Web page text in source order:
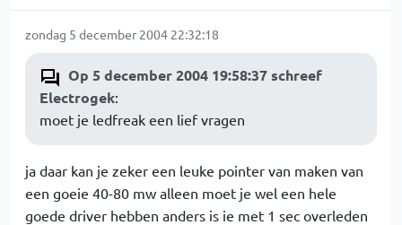
zondag 5 december 2004 22:32:18
Op 5 december 2004 19:58:37 schreef
Electrogek:
moet je ledfreak een lief vragen
ja daar kan je zeker een leuke pointer van maken van
een goeie 40-80 mw alleen moet je wel een hele
goede driver hebben anders is ie met 1 sec overleden